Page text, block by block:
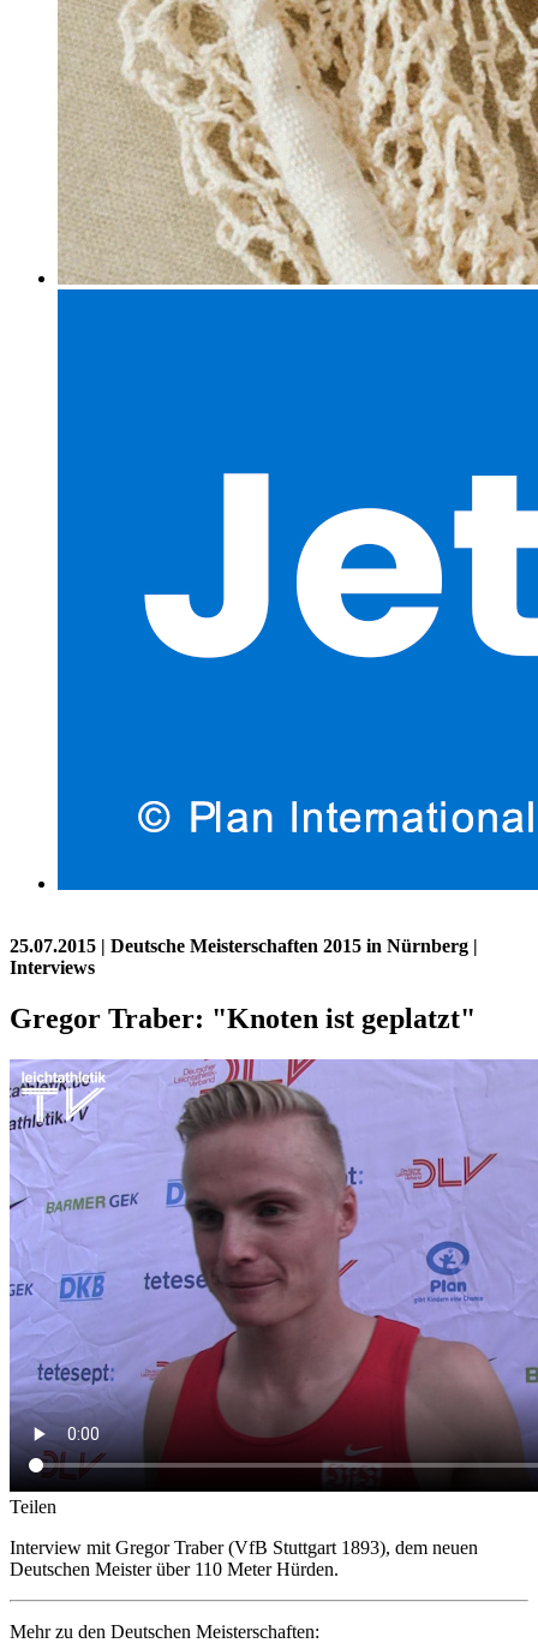
25.07.2015 | Deutsche Meisterschaften 2015 in Nürnberg |
Interviews
Gregor Traber: "Knoten ist geplatzt"
Teilen
Interview mit Gregor Traber (VfB Stuttgart 1893), dem neuen
Deutschen Meister über 110 Meter Hürden.
Mehr zu den Deutschen Meisterschaften: